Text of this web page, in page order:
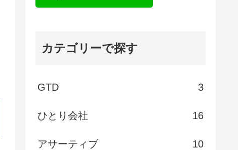
カテゴリーで探す
GTD 3
ひとり会社 16
アサーティブ 10